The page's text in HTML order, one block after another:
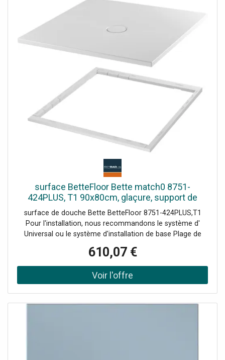
surface BetteFloor Bette match0 8751-
424PLUS, T1 90x80cm, glaçure, support de
baignoire Mini , sable
surface de douche Bette BetteFloor 8751-424PLUS,T1
Pour l'installation, nous recommandons le système d'
Universal ou le système d'installation de base Plage de
Plage de réglage 80-200 mm avec tapis anti-drones
insonorisants
610,07 €